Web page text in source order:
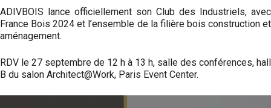
ADIVBOIS lance officiellement son Club des Industriels, avec
France Bois 2024 et l’ensemble de la filière bois construction et
aménagement.
RDV le 27 septembre de 12 h à 13 h, salle des conférences, hall
B du salon Architect@Work, Paris Event Center.